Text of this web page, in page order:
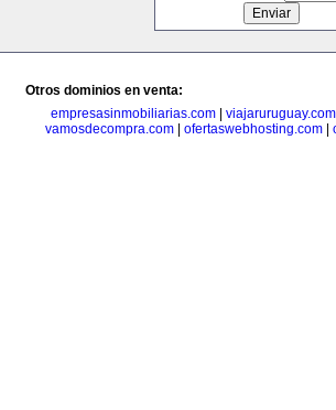
Otros dominios en venta:
empresasinmobiliarias.com
viajaruruguay.com
vamosdecompra.com| ofertaswebhosting.com|